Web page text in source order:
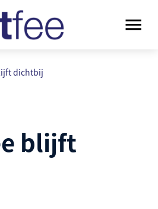
dichtbij
blijft